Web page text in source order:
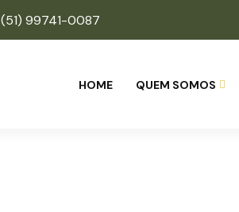
(51) 99741-0087
HOME QUEM SOMOS